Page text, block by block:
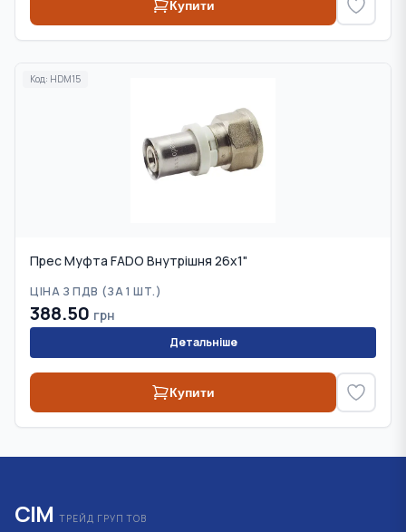
Купити
Код: HDM15
Прес Муфта FADO Внутрішня 26х1"
ЦІНА З ПДВ (ЗА 1 ШТ.)
388.50 грн
Детальніше
Купити
СІМ ТРЕЙД ГРУП ТОВ